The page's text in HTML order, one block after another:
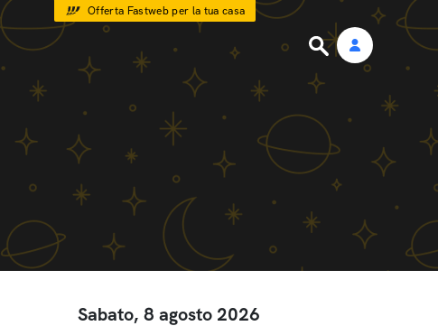
Offerta Fastweb per la tua casa
Sabato, 8 agosto 2026